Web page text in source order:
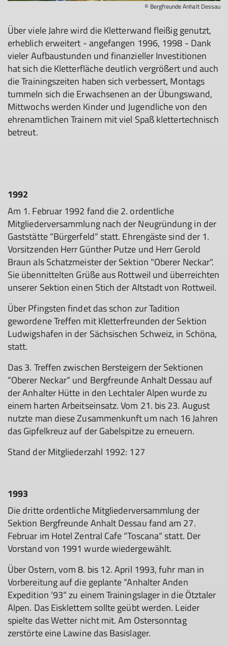
© Bergfreunde Anhalt Dessau
Über viele Jahre wird die Kletterwand fleißig genutzt,
erheblich erweitert - angefangen 1996, 1998 - Dank
vieler Aufbaustunden und finanzieller Investitionen
hat sich die Kletterfläche deutlich vergrößert und auch
die Trainingszeiten haben sich verbessert, Montags
tummeln sich die Erwachsenen an der Übungswand,
Mittwochs werden Kinder und Jugendliche von den
ehrenamtlichen Trainern mit viel Spaß klettertechnisch
betreut.
1992
Am 1. Februar 1992 fand die 2. ordentliche
Mitgliederversammlung nach der Neugründung in der
Gaststätte “Bürgerfeld“ statt. Ehrengäste sind der 1.
Vorsitzenden Herr Günther Putze und Herr Gerold
Braun als Schatzmeister der Sektion "Oberer Neckar".
Sie übennittelten Grüße aus Rottweil und überreichten
unserer Sektion einen Stich der Altstadt von Rottweil.
Über Pfingsten findet das schon zur Tadition
gewordene Treffen mit Kletterfreunden der Sektion
Ludwigshafen in der Sächsischen Schweiz, in Schöna,
statt.
Das 3. Treffen zwischen Bersteigern der Sektionen
“Oberer Neckar“ und Bergfreunde Anhalt Dessau auf
der Anhalter Hütte in den Lechtaler Alpen wurde zu
einem harten Arbeitseinsatz. Vom 21. bis 23. August
nutzte man diese Zusammenkunft um nach 16 Jahren
das Gipfelkreuz auf der Gabelspitze zu erneuern.
Stand der Mitgliederzahl 1992: 127
1993
Die dritte ordentliche Mitgliederversammlung der
Sektion Bergfreunde Anhalt Dessau fand am 27.
Februar im Hotel Zentral Cafe “Toscana“ statt. Der
Vorstand von 1991 wurde wiedergewählt.
Über Ostern, vom 8. bis 12. April 1993, fuhr man in
Vorbereitung auf die geplante “Anhalter Anden
Expedition ‘93“ zu einem Trainingslager in die Ötztaler
Alpen. Das Eisklettem sollte geübt werden. Leider
spielte das Wetter nicht mit. Am Ostersonntag
zerstörte eine Lawine das Basislager.